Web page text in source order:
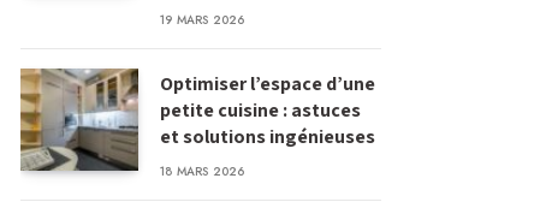
19 MARS 2026
Optimiser l’espace d’une
petite cuisine : astuces
et solutions ingénieuses
18 MARS 2026